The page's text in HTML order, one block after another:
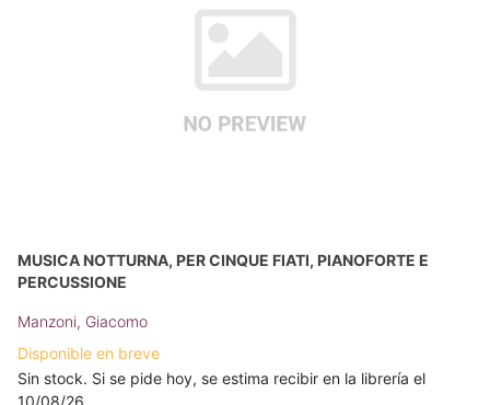
MUSICA NOTTURNA, PER CINQUE FIATI, PIANOFORTE E
PERCUSSIONE
Manzoni, Giacomo
Disponible en breve
Sin stock. Si se pide hoy, se estima recibir en la librería el
10/08/26